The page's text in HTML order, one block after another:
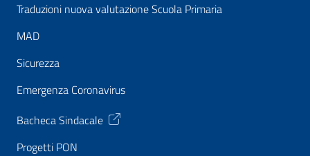
Traduzioni nuova valutazione Scuola Primaria
MAD
Sicurezza
Emergenza Coronavirus
Bacheca Sindacale
Progetti PON